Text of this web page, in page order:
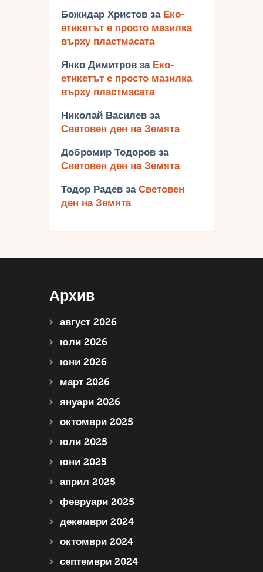
Божидар Христов за Еко-
етикетът е просто мазилка
върху пластмасата
Янко Димитров за Еко-
етикетът е просто мазилка
върху пластмасата
Николай Василев за
Световен ден на Земята
Добромир Тодоров за
Световен ден на Земята
Тодор Радев за Световен
ден на Земята
Архив
август 2026
юли 2026
юни 2026
март 2026
януари 2026
октомври 2025
юли 2025
юни 2025
април 2025
февруари 2025
декември 2024
октомври 2024
септември 2024